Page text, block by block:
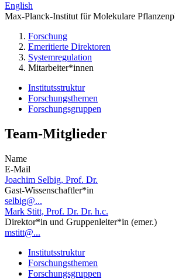
English
Max-Planck-Institut für Molekulare
Forschung
Emeritierte Direktoren
Systemregulation
Mitarbeiter*innen
Institutsstruktur
Forschungsthemen
Forschungsgruppen
Team-Mitglieder
Name
E-Mail
Joachim Selbig, Prof. Dr.
Gast-Wissenschaftler*in
selbig@...
Mark Stitt, Prof. Dr. Dr. h.c.
Direktor*in und Gruppenleiter*in (emer.)
mstitt@...
Institutsstruktur
Forschungsthemen
Forschungsgruppen